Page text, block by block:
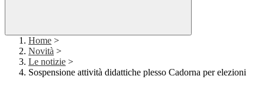
Home >
Novità >
Le notizie >
Sospensione attività didattiche plesso Cadorna per elezioni